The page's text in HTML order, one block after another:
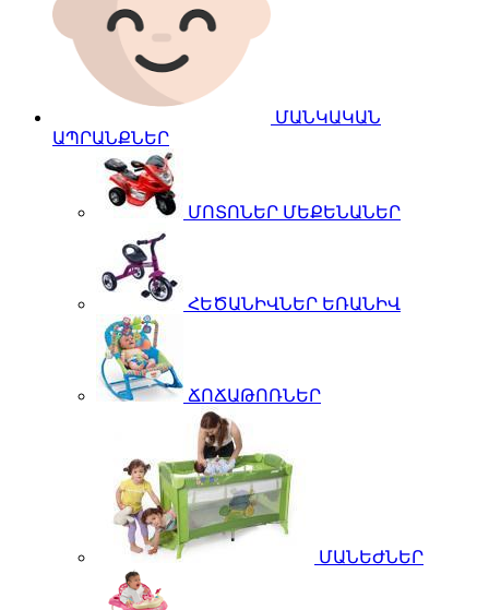
ՄԱՆԿԱԿԱՆ
ԱՊՐԱՆՔՆԵՐ
ՄՈՏՈՆԵՐ ՄԵՔԵՆԱՆԵՐ
ՀԵԾԱՆԻՎՆԵՐ ԵՌԱՆԻՎ
ՃՈՃԱԹՈՌՆԵՐ
ՄԱՆԵԺՆԵՐ